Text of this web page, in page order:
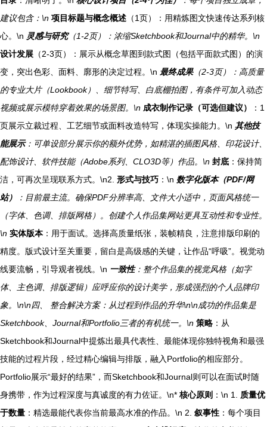
建议包含：\n 项目标题与概念概述 （1页）：用精炼图文快速传达系列核
心。\n 灵感与研究（1-2页）：浓缩Sketchbook和Journal中的精华。\n
设计发展 （2-3页）：展示从概念草图到款式图（包括平面款式图）的演
变，突出色彩、面料、廓形的决定过程。\n 最终成果（2-3页）：高质量
的专业大片（Lookbook）、细节特写、白底棚拍图，有条件可加入动态
视频或展示模特穿着效果的场景图。\n 成衣制作记录（可选但建议）
：1
页展示立裁过程、工艺细节或面料改造特写，体现实操能力。\n 其他技
能展示：可单设部分展示你的额外优势，如精湛的插图风格、印花设计、
配饰设计、软件技能（Adobe系列、CLO3D等）作品。\n 封底 ：保持简
洁，可再次呈现联系方式。\n2. 形式与技巧 ：\n 数字化版本（PDF/网
站）
：目前最主流。确保PDF分辨率高、文件大小适中，页面风格统一
（字体、色调、排版网格）。创建个人作品集网站更具互动性和专业性。
\n 实体版本：用于面试。选择高质量纸张，装帧精良，注意排版印刷的
精度。版式设计至关重要，留白是高级感的关键，让作品“呼吸”。视觉动
线要流畅，引导观者视线。\n 一致性：整个作品集的视觉风格（如字
体、主色调、排版逻辑）应呼应你的设计美学，形成强烈的个人品牌印
象。\n\n四、 整合解决方案：从过程到作品的升华\n\n成功的作品集是
Sketchbook、Journal和Portfolio三者的有机统一。\n 策略 ：从
Sketchbook和Journal中提炼出最具代表性、最能体现你独特视角和最强
技能的过程片段，经过精心编辑与排版，融入Portfolio的相应部分。
Portfolio展示“最好的结果”，而Sketchbook和Journal则可以在面试时随
身携带，作为过程深度与真诚度的有力佐证。\n* 核心原则 ：\n 1.
质量优
于数量 ：精选最能代表你当前最高水准的作品。\n 2. 叙事性 ：每个项目